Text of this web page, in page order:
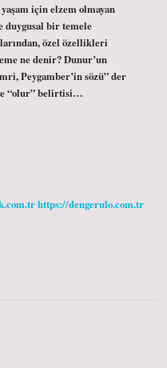
için elzem olmayan
duygusal bir temele
özel özellikleri
ne denir? Dunur’un
Peygamber’in sözü” der
“olur” belirtisi…
https://dengerulo.com.tr